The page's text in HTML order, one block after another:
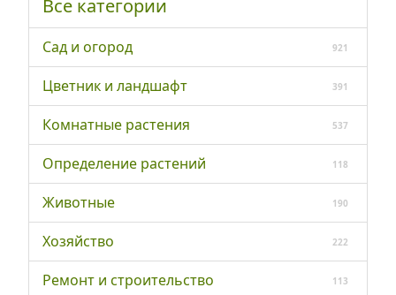
Все категории
Сад и огород 921
Цветник и ландшафт 391
Комнатные растения 537
Определение растений 118
Животные 190
Хозяйство 222
Ремонт и строительство 113